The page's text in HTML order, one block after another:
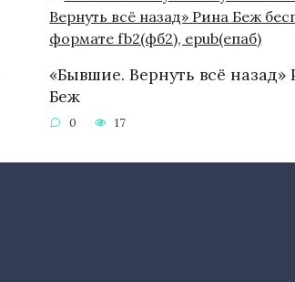
«Бывшие. Вернуть всё назад»
Беж
0 17